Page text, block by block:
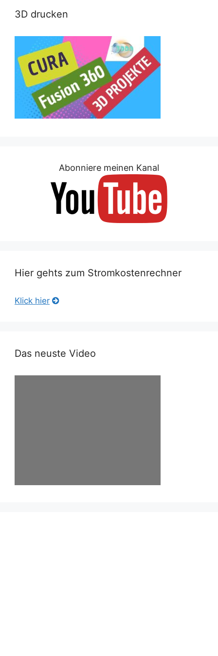
3D drucken
Abonniere meinen Kanal
Hier gehts zum Stromkostenrechner
Klick hier
Das neuste Video